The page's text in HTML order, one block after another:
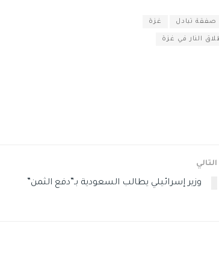
صفقة تبادل غزة
النار في غزة
التالي
وزير إسرائيلي يطالب السعودية بـ”دفع الثمن”